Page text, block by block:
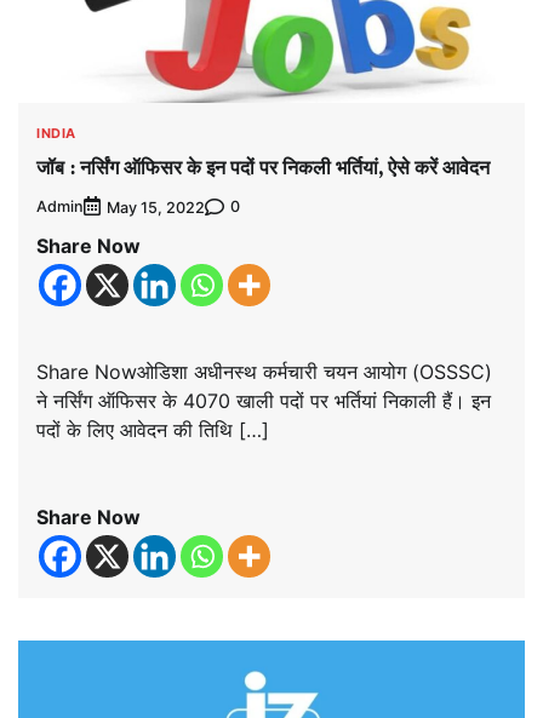
INDIA
जॉब : नर्सिंग ऑफिसर के इन पदों पर निकली भर्तियां, ऐसे करें आवेदन
Admin May 15, 2022 0
Share Now
Share Nowओडिशा अधीनस्थ कर्मचारी चयन आयोग (OSSSC)
ने नर्सिंग ऑफिसर के 4070 खाली पदों पर भर्तियां निकाली हैं। इन
पदों के लिए आवेदन की तिथि […]
Share Now